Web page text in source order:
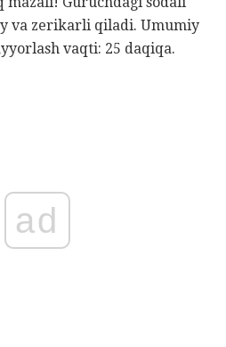
va zerikarli qiladi. Umumiy
vaqti: 25 daqiqa.
ad